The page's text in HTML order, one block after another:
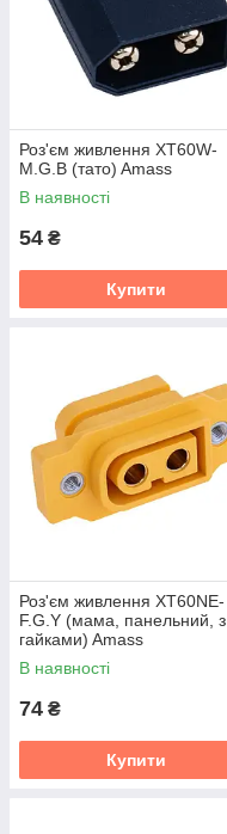
Роз'єм живлення XT60W-
M.G.B (тато) Amass
В наявності
54 ₴
Купити
Роз'єм живлення XT60NE-
F.G.Y (мама, панельний, з
гайками) Amass
В наявності
74 ₴
Купити